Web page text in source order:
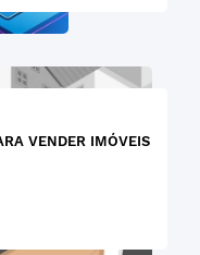
VENDER IMÓVEIS